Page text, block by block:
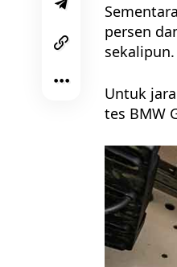
persen
sekalipun.
Untuk
tes BMW